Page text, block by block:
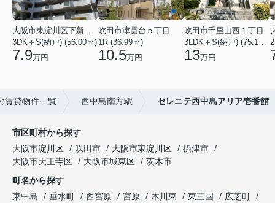
大阪市東淀川区下新庄２丁目
3DK＋S(納戸) (56.00㎡)
7.9万円
吹田市津雲台５丁目
1R (36.99㎡)
10.5万円
吹田市千里山西１丁目
3LDK＋S(納戸) (75.18㎡)
13万円
賃貸物件一覧 西中島南方駅 セレニテ西中島アリア壱番館
市区町村から探す
大阪市淀川区
吹田市 大阪市東淀川区
摂津市
大阪市天王寺区
大阪市城東区
茨木市
町名から探す
東中島
垂水町 西宮原 宮原 木川東 東三国
広芝町